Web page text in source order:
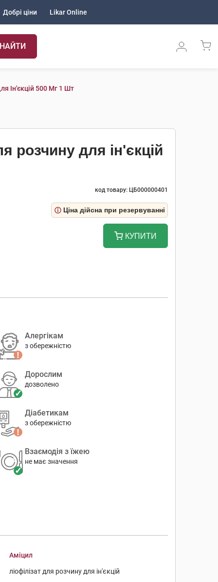
Добрі ціни Likar Online
Ін'єкцій 500 Мг 1 Шт
розчину для ін'єкцій
код товару: ЦБ000000401
Ціна дійсна при резервуванні
КУПИТИ
Алергікам
з обережністю
Дорослим
дозволено
Діабетикам
з обережністю
Взаємодія з їжею
не має значення
Аміцил
ліофілізат для розчину для ін'єкцій